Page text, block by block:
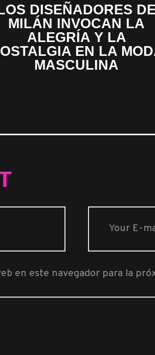
DISEÑADORES DE
MILÁN INVOCAN LA
ALEGRÍA Y LA
EN LA
MASCULINA
en este navegador para la